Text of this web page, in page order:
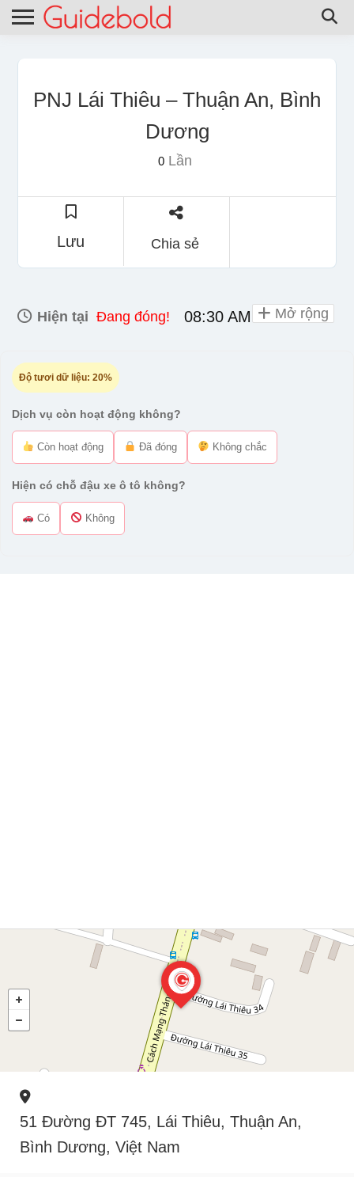
PNJ Lái Thiêu – Thuận An, Bình
Dương
0Lần
Lưu Chia sẻ
Hiện tại Đang đóng! 08:30 AM - 08:30 PM
Độ tươi dữ liệu: 20%
Dịch vụ còn hoạt động không?
Còn hoạt động Đã đóng Không chắc
Hiện có chỗ đậu xe ô tô không?
Có Không
Mở rộng
51 Đường ĐT 745, Lái Thiêu, Thuận An,
Bình Dương, Việt Nam